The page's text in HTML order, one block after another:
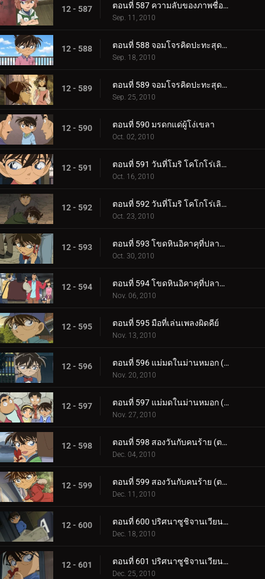
12 - 587 ตอนที่ 587 ความลับของภาพชื่อดังที่หายไป
Sep. 11, 2010
12 - 588 ตอนที่ 588 จอมโจรคิดปะทะสุดยอดตู้เซฟ (ตอน 1)
Sep. 18, 2010
12 - 589 ตอนที่ 589 จอมโจรคิดปะทะสุดยอดตู้เซฟ (ตอน 2)
Sep. 25, 2010
12 - 590 ตอนที่ 590 มรดกแด่ผู้โง่เขลา
Oct. 02, 2010
12 - 591 ตอนที่ 591 วันที่โมริ โคโกโร่เลิกเป็นนักสืบ (ตอน 1)
Oct. 16, 2010
12 - 592 ตอนที่ 592 วันที่โมริ โคโกโร่เลิกเป็นนักสืบ (ตอน 2)
Oct. 23, 2010
12 - 593 ตอนที่ 593 โขดหินอิคาคุที่ปลาหายไป (ตอน 1)
Oct. 30, 2010
12 - 594 ตอนที่ 594 โขดหินอิคาคุที่ปลาหายไป (ตอน 2)
Nov. 06, 2010
12 - 595 ตอนที่ 595 มือที่เล่นเพลงผิดคีย์
Nov. 13, 2010
12 - 596 ตอนที่ 596 แม่มดในม่านหมอก (ตอน 1)
Nov. 20, 2010
12 - 597 ตอนที่ 597 แม่มดในม่านหมอก (ตอน 2)
Nov. 27, 2010
12 - 598 ตอนที่ 598 สองวันกับคนร้าย (ตอน 1)
Dec. 04, 2010
12 - 599 ตอนที่ 599 สองวันกับคนร้าย (ตอน 2)
Dec. 11, 2010
12 - 600 ตอนที่ 600 ปริศนาซูชิจานเวียน (ตอน 1)
Dec. 18, 2010
12 - 601 ตอนที่ 601 ปริศนาซูชิจานเวียน (ตอน 2)
Dec. 25, 2010